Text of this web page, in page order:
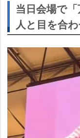
当日会場で
人と目を合